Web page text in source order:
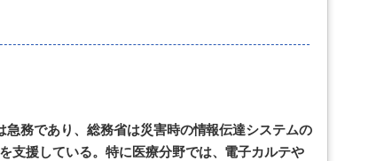
務であり、総務省は災害時の情報伝達システムの
支援している。特に医療分野では、電子カルテや